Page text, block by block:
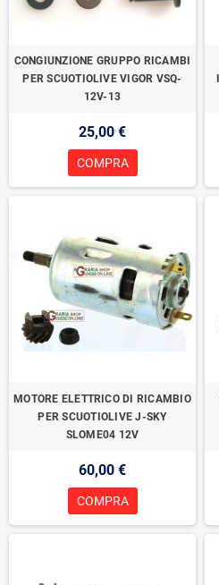
CONGIUNZIONE GRUPPO RICAMBI
PER SCUOTIOLIVE VIGOR VSQ-
12V-13
25,00 €
COMPRA
MOTORE ELETTRICO DI RICAMBIO
PER SCUOTIOLIVE J-SKY
SLOME04 12V
60,00 €
COMPRA